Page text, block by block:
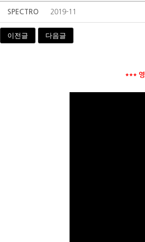
SPECTRO 2019-11
이전글 다음글
*** 영